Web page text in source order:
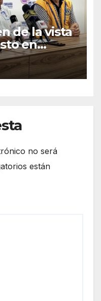
de la vista
en
no será
están